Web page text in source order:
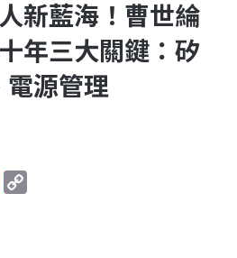
新藍海！曹世綸
年三大關鍵：矽
源管理